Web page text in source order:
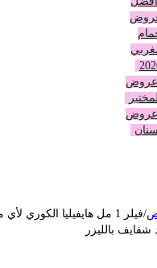
فيلر 1 مل هايفيليا الكوري لأي
بالليزر